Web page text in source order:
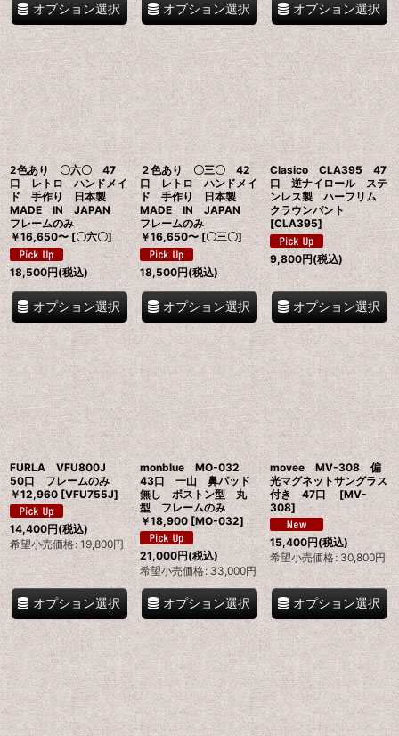
オプション選択 オプション選択 オプション選択
2色あり 〇六〇 47
口 レトロ ハンドメイ
ド 手作り 日本製
MADE IN JAPAN
フレームのみ
￥16,650〜 [〇六〇]
18,500円(税込)
オプション選択
２色あり 〇三〇 42
口 レトロ ハンドメイ
ド 手作り 日本製
MADE IN JAPAN
フレームのみ
￥16,650〜 [〇三〇]
18,500円(税込)
オプション選択
Clasico CLA395 47
口 逆ナイロール ステ
ンレス製 ハーフリム
クラウンパント
[CLA395]
9,800円(税込)
オプション選択
FURLA VFU800J
50口 フレームのみ
￥12,960 [VFU755J]
14,400円(税込)
希望小売価格: 19,800円
オプション選択
monblue MO-032
43口 一山 鼻パッド
無し ボストン型 丸
型 フレームのみ
￥18,900 [MO-032]
21,000円(税込)
希望小売価格: 33,000円
オプション選択
movee MV-308 偏
光マグネットサングラス
付き 47口 [MV-
308]
15,400円(税込)
希望小売価格: 30,800円
オプション選択